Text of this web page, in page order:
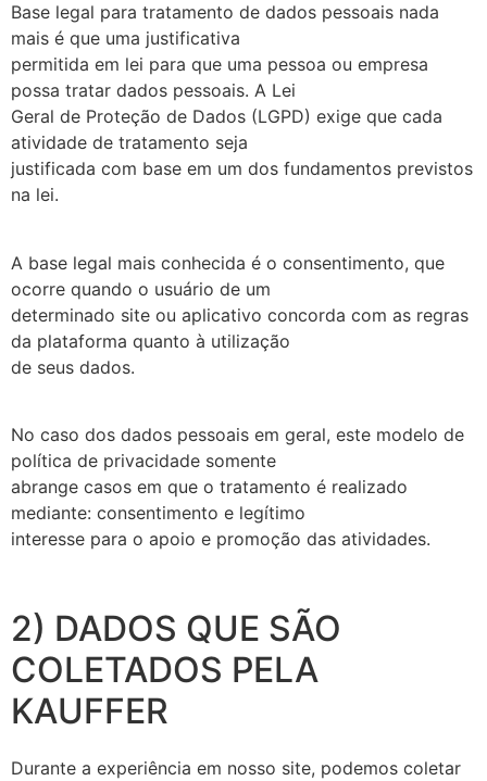
Base legal para tratamento de dados pessoais nada
mais é que uma justificativa
permitida em lei para que uma pessoa ou empresa
possa tratar dados pessoais. A Lei
Geral de Proteção de Dados (LGPD) exige que cada
atividade de tratamento seja
justificada com base em um dos fundamentos previstos
na lei.
A base legal mais conhecida é o consentimento, que
ocorre quando o usuário de um
determinado site ou aplicativo concorda com as regras
da plataforma quanto à utilização
de seus dados.
No caso dos dados pessoais em geral, este modelo de
política de privacidade somente
abrange casos em que o tratamento é realizado
mediante: consentimento e legítimo
interesse para o apoio e promoção das atividades.
2) DADOS QUE SÃO
COLETADOS PELA
KAUFFER
Durante a experiência em nosso site, podemos coletar